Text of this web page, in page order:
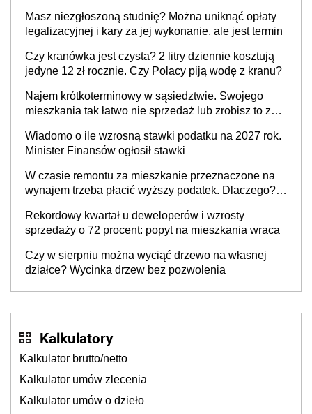
Masz niezgłoszoną studnię? Można uniknąć opłaty
legalizacyjnej i kary za jej wykonanie, ale jest termin
Czy kranówka jest czysta? 2 litry dziennie kosztują
jedyne 12 zł rocznie. Czy Polacy piją wodę z kranu?
Najem krótkoterminowy w sąsiedztwie. Swojego
mieszkania tak łatwo nie sprzedaż lub zrobisz to ze
Wiadomo o ile wzrosną stawki podatku na 2027 rok.
Minister Finansów ogłosił stawki
W czasie remontu za mieszkanie przeznaczone na
wynajem trzeba płacić wyższy podatek. Dlaczego?
Rekordowy kwartał u deweloperów i wzrosty
sprzedaży o 72 procent: popyt na mieszkania wraca
Czy w sierpniu można wyciąć drzewo na własnej
działce? Wycinka drzew bez pozwolenia
Kalkulatory
Kalkulator brutto/netto
Kalkulator umów zlecenia
Kalkulator umów o dzieło